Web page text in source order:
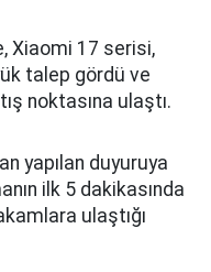
Xiaomi 17 serisi,
talep gördü ve
noktasına ulaştı.
yapılan duyuruya
ilk 5 dakikasında
ulaştığı